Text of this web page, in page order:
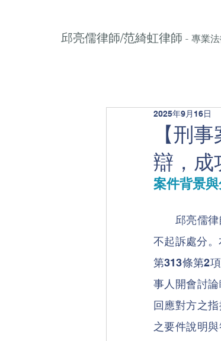
邱亮儒律師/范綺虹律師 - 專業
【刑
辯，成
2025年9月16日
案件背景
邱亮儒
不起訴處分
第313條第2
事人開會討
回應對方之
之要件說明